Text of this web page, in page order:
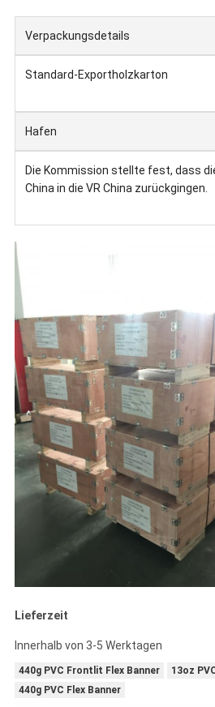
Verpackungsdetails
Standard-Exportholzkarton
Hafen
Die Kommission stellte fest, dass
China in die VR China zurückgingen.
Lieferzeit
Innerhalb von 3-5 Werktagen
440g PVC Frontlit Flex Banner
13oz
440g PVC Flex Banner